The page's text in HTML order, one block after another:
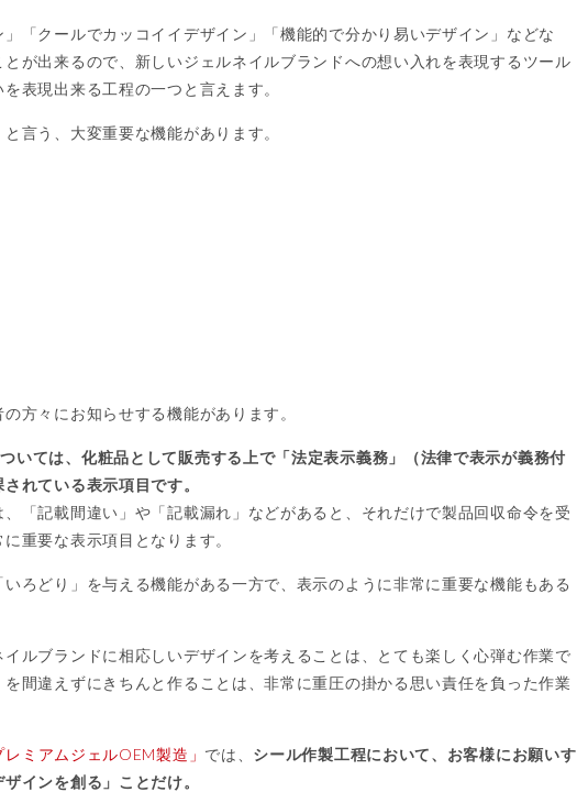
」「クールでカッコイイデザイン」「機能的で分かり易いデザイン」などな
が出来るので、新しいジェルネイルブランドへの想い入れを表現するツール
表現出来る工程の一つと言えます。
言う、大変重要な機能があります。
方々にお知らせする機能があります。
ては、化粧品として販売する上で「法定表示義務」（法律で表示が義務付
れている表示項目です。
「記載間違い」や「記載漏れ」などがあると、それだけで製品回収命令を受
重要な表示項目となります。
ろどり」を与える機能がある一方で、表示のように非常に重要な機能もある
ルブランドに相応しいデザインを考えることは、とても楽しく心弾む作業で
間違えずにきちんと作ることは、非常に重圧の掛かる思い責任を負った作業
レミアムジェルOEM製造」 では、 シール作製工程において、お客様にお願いす
インを創る」ことだけ。